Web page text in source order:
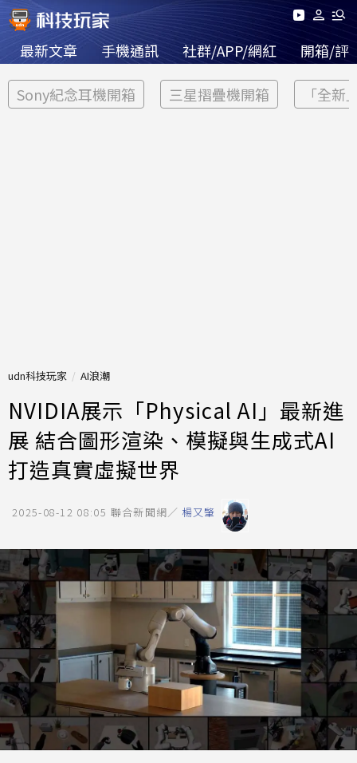
最新文章 手機通訊 社群/APP/網紅 開箱/評
Sony紀念耳機開箱 三星摺疊機開箱 「全新
udn科技玩家 AI浪潮
NVIDIA展示「Physical AI」最新進
展 結合圖形渲染、模擬與生成式AI
打造真實虛擬世界
2025-08-12 08:05 聯合新聞網／ 楊又肇